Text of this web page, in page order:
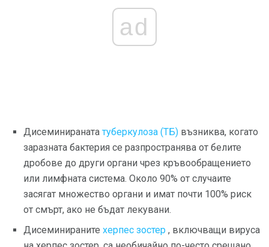
ad
Дисеминираната туберкулоза (ТБ) възниква, когато
заразната бактерия се разпространява от белите
дробове до други органи чрез кръвообращението
или лимфната система. Около 90% от случаите
засягат множество органи и имат почти 100% риск
от смърт, ако не бъдат лекувани.
Дисеминираните херпес зостер , включващи вируса